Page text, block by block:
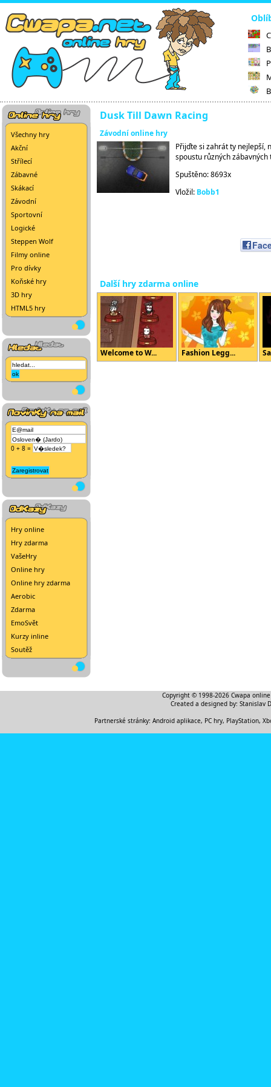
Všechny hry
Akční
Střílecí
Zábavné
Skákací
Závodní
Sportovní
Logické
Steppen Wolf
Filmy online
Pro dívky
Koňské hry
3D hry
HTML5 hry
0 + 8 =
Hry online
Hry zdarma
VašeHry
Online hry
Online hry zdarma
Aerobic
Zdarma
EmoSvět
Kurzy inline
Soutěž
Dusk Till Dawn Racing
Závodní online hry
Přijďte si zahrát ty nejlepší,
spoustu různých zábavných
Spuštěno: 8693x
Vložil: Bobb1
Další hry zdarma online
Welcome to W... Fashion Legg...
Copyright © 1998-2026 Cwapa
Created a designed by: Stanislav
Partnerské stránky: Android aplikace, PC hry, PlayStation,